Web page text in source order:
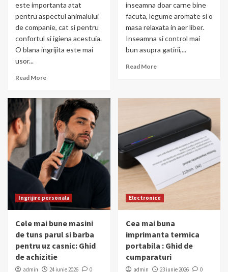
este importanta atat
pentru aspectul animalului
de companie, cat si pentru
confortul si igiena acestuia.
O blana ingrijita este mai
usor...
Read More
inseamna doar carne bine
facuta, legume aromate si o
masa relaxata in aer liber.
Inseamna si control mai
bun asupra gatirii,...
Read More
Ingrijire personala
Cele mai bune masini
de tuns parul si barba
pentru uz casnic: Ghid
de achizitie
admin 24 iunie 2026 0
Electronice
Cea mai buna
imprimanta termica
portabila : Ghid de
cumparaturi
admin 23 iunie 2026 0